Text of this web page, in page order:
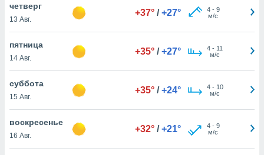
нашего
ВЫ
четверг
13 Авг.
+37° / +27° 4- 9
м/с
пятница
14 Авг.
+35° / +27° 4- 11
м/с
суббота
15 Авг.
+35° / +24° 4- 10
м/с
воскресенье
16 Авг.
+32° / +21° 4- 9
м/с